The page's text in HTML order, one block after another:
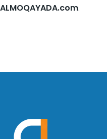
ALMOQAYADA.com.